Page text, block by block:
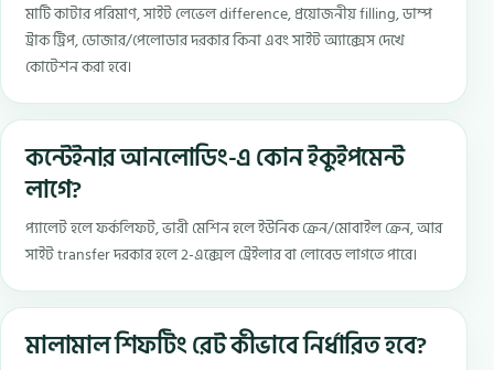
মাটি কাটার পরিমাণ, সাইট লেভেল difference, প্রয়োজনীয় filling, ডাম্প
ট্রাক ট্রিপ, ডোজার/পেলোডার দরকার কিনা এবং সাইট অ্যাক্সেস দেখে
কোটেশন করা হবে।
কন্টেইনার আনলোডিং-এ কোন ইকুইপমেন্ট
লাগে?
প্যালেট হলে ফর্কলিফট, ভারী মেশিন হলে ইউনিক ক্রেন/মোবাইল ক্রেন, আর
সাইট transfer দরকার হলে 2-এক্সেল ট্রেইলার বা লোবেড লাগতে পারে।
মালামাল শিফটিং রেট কীভাবে নির্ধারিত হবে?